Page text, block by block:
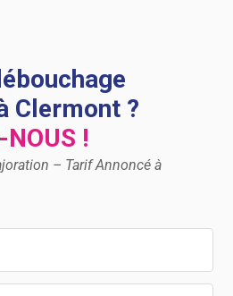
Clermont ?
!
– Tarif Annoncé à